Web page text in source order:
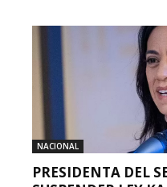
NACIONAL
PRESIDENTA DEL